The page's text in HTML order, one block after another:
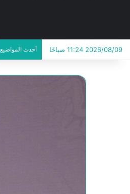
2026/08/09 11:24 صباحًا أحدث المواضيع